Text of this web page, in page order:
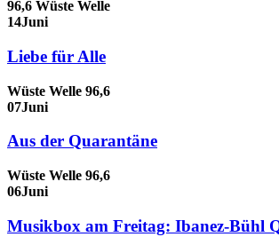
96,6 Wüste Welle
14Juni
Liebe für Alle
Wüste Welle 96,6
07Juni
Aus der Quarantäne
Wüste Welle 96,6
06Juni
Musikbox am Freitag: Ibanez-Bühl